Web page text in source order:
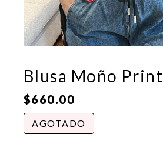
Blusa Moño Print
$660.00
AGOTADO